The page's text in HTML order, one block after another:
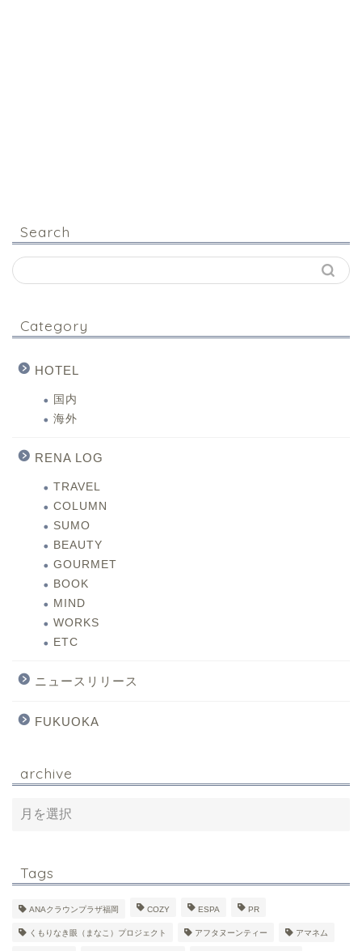
Search
Category
HOTEL
国内
海外
RENA LOG
TRAVEL
COLUMN
SUMO
BEAUTY
GOURMET
BOOK
MIND
WORKS
ETC
ニュースリリース
FUKUOKA
archive
Tags
ANAクラウンプラザ福岡 COZY ESPA PR
くもりなき眼（まなこ）プロジェクト アフタヌーンティー アマネム